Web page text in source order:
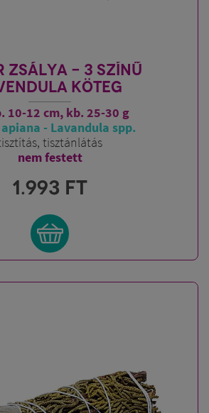
ZSÁLYA - 3 SZÍNŰ
KÖTEG
10-12 cm, kb. 25-30 g
- Lavandula spp.
tisztánlátás
nem festett
1.993 FT